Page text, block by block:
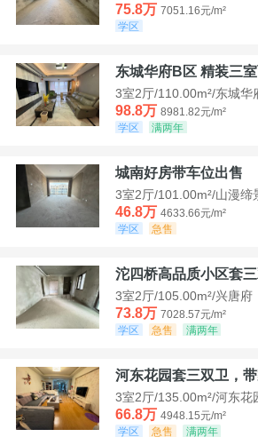
75.8万 7051.16元/m²
学区
东城华府B区 精装三
3室2厅/110.00m²/东城华
98.8万 8981.82元/m²
学区
满两年
城南好房带车位出售
3室2厅/101.00m²/山漫缔
46.8万 4633.66元/m²
学区
急售
沱四桥高品质小区套
3室2厅/105.00m²/兴唐府
73.8万 7028.57元/m²
学区
急售 满两年
河东花园套三双卫，
3室2厅/135.00m²/河东花
66.8万 4948.15元/m²
学区
急售 满两年